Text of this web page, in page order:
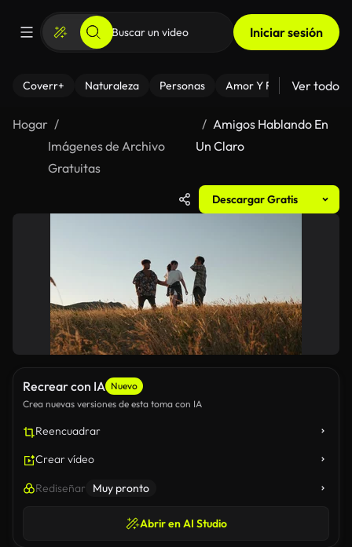
Iniciar sesión
Coverr+ Naturaleza Personas Amor Y Relaciones
Ver todo
Hogar
Imágenes de Archivo
Gratuitas
Amigos Hablando En
Un Claro
Descargar Gratis
Recrear con IA Nuevo
Crea nuevas versiones de esta toma con IA
Reencuadrar
Crear vídeo
Rediseñar Muy pronto
Abrir en AI Studio